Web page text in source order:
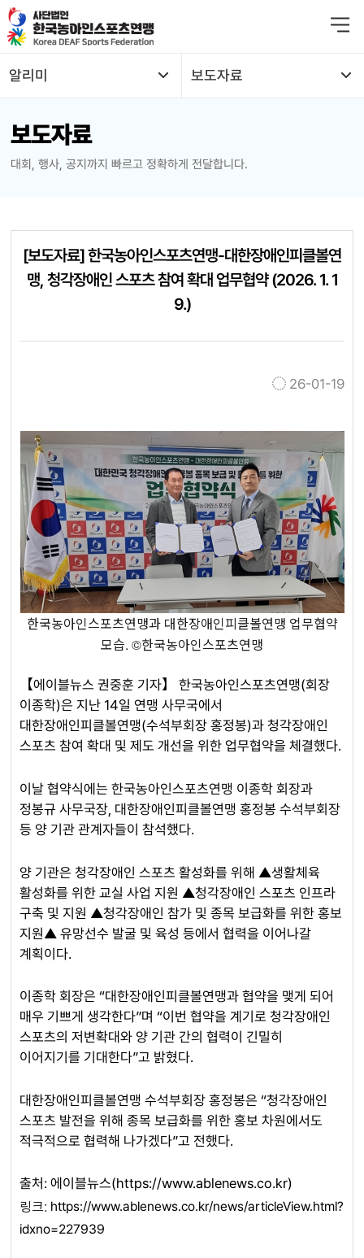
본문 바로가기
열기
열기
알리미 보도자료
보도자료
대회, 행사, 공지까지 빠르고 정확하게 전달합니다.
[보도자료] 한국농아인스포츠연맹-대한장애인피클볼연
맹, 청각장애인 스포츠 참여 확대 업무협약 (2026. 1. 1
9.)
26-01-19
한국농아인스포츠연맹과 대한장애인피클볼연맹 업무협약
모습. ©한국농아인스포츠연맹
【에이블뉴스 권중훈 기자】 한국농아인스포츠연맹(회장
이종학)은 지난 14일 연맹 사무국에서
대한장애인피클볼연맹(수석부회장 홍정봉)과 청각장애인
스포츠 참여 확대 및 제도 개선을 위한 업무협약을 체결했다.
이날 협약식에는 한국농아인스포츠연맹 이종학 회장과
정봉규 사무국장, 대한장애인피클볼연맹 홍정봉 수석부회장
등 양 기관 관계자들이 참석했다.
양 기관은 청각장애인 스포츠 활성화를 위해 ▲생활체육
활성화를 위한 교실 사업 지원 ▲청각장애인 스포츠 인프라
구축 및 지원 ▲청각장애인 참가 및 종목 보급화를 위한 홍보
지원▲ 유망선수 발굴 및 육성 등에서 협력을 이어나갈
계획이다.
이종학 회장은 “대한장애인피클볼연맹과 협약을 맺게 되어
매우 기쁘게 생각한다”며 “이번 협약을 계기로 청각장애인
스포츠의 저변확대와 양 기관 간의 협력이 긴밀히
이어지기를 기대한다”고 밝혔다.
대한장애인피클볼연맹 수석부회장 홍정봉은 “청각장애인
스포츠 발전을 위해 종목 보급화를 위한 홍보 차원에서도
적극적으로 협력해 나가겠다”고 전했다.
출처: 에이블뉴스(https://www.ablenews.co.kr)
링크: https://www.ablenews.co.kr/news/articleView.html?
idxno=227939